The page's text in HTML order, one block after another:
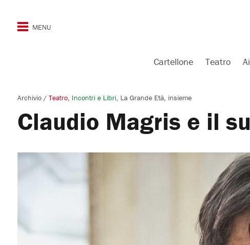
Cartellone Teatro
Archivio / Teatro Incontri e Libri La Grande Età, insieme
Claudio Magris e il